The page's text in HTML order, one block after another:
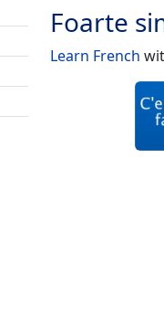
Foarte
Learn French